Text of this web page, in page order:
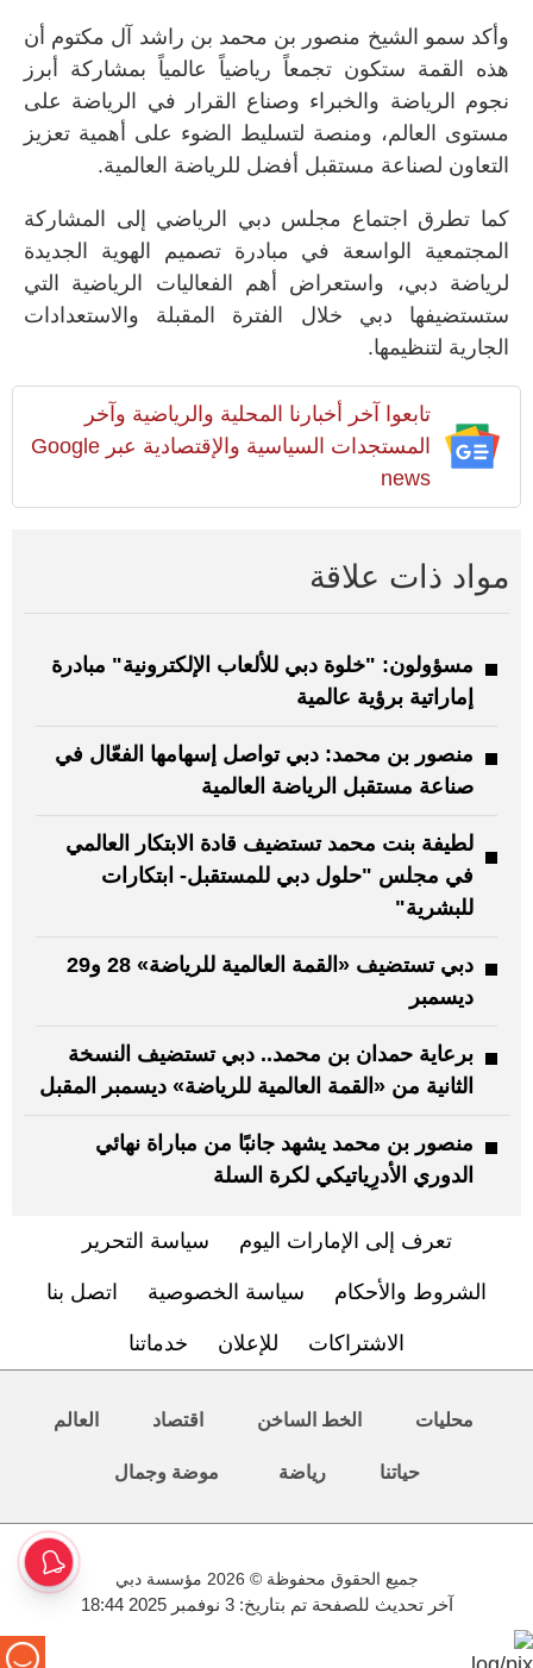
وأكد سمو الشيخ منصور بن محمد بن راشد آل مكتوم أن
هذه القمة ستكون تجمعاً رياضياً عالمياً بمشاركة أبرز
نجوم الرياضة والخبراء وصناع القرار في الرياضة على
مستوى العالم، ومنصة لتسليط الضوء على أهمية تعزيز
التعاون لصناعة مستقبل أفضل للرياضة العالمية.
كما تطرق اجتماع مجلس دبي الرياضي إلى المشاركة
المجتمعية الواسعة في مبادرة تصميم الهوية الجديدة
لرياضة دبي، واستعراض أهم الفعاليات الرياضية التي
ستستضيفها دبي خلال الفترة المقبلة والاستعدادات
الجارية لتنظيمها.
تابعوا آخر أخبارنا المحلية والرياضية وآخر
المستجدات السياسية والإقتصادية عبر Google
news
مواد ذات علاقة
مسؤولون: "خلوة دبي للألعاب الإلكترونية" مبادرة
إماراتية برؤية عالمية
منصور بن محمد: دبي تواصل إسهامها الفعّال في
صناعة مستقبل الرياضة العالمية
لطيفة بنت محمد تستضيف قادة الابتكار العالمي
في مجلس "حلول دبي للمستقبل- ابتكارات
للبشرية"
دبي تستضيف «القمة العالمية للرياضة» 28 و29
ديسمبر
برعاية حمدان بن محمد.. دبي تستضيف النسخة
الثانية من «القمة العالمية للرياضة» ديسمبر المقبل
منصور بن محمد يشهد جانبًا من مباراة نهائي
الدوري الأدرِياتيكي لكرة السلة
تعرف إلى الإمارات اليوم سياسة التحرير
الشروط والأحكام سياسة الخصوصية اتصل بنا
الاشتراكات للإعلان خدماتنا
محليات الخط الساخن اقتصاد العالم
حياتنا رياضة موضة وجمال
جميع الحقوق محفوظة © 2026 مؤسسة دبي
آخر تحديث للصفحة تم بتاريخ: 3 نوفمبر 2025 18:44